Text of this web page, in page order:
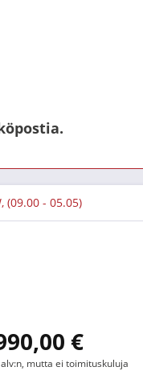
(09.00 - 05.05)
€
mutta ei toimituskuluja